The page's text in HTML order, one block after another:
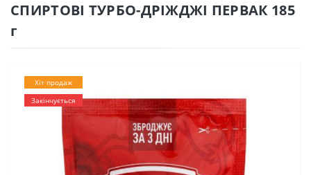
СПИРТОВІ ТУРБО-ДРІЖДЖІ ПЕРВАК 185
г
Хіт продаж
Закінчується